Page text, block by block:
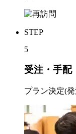
STEP
5
受注・手配
プラン決定(